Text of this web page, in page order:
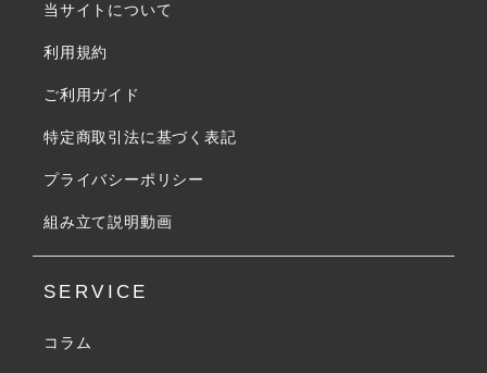
当サイトについて
利用規約
ご利用ガイド
特定商取引法に基づく表記
プライバシーポリシー
組み立て説明動画
SERVICE
コラム